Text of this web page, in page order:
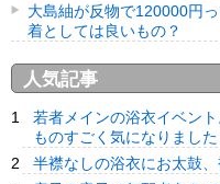
大島紬が反物で120000円
着としては良いもの？
人気記事
若者メインの浴衣イベン
ものすごく気になりました
半襟なしの浴衣にお太鼓